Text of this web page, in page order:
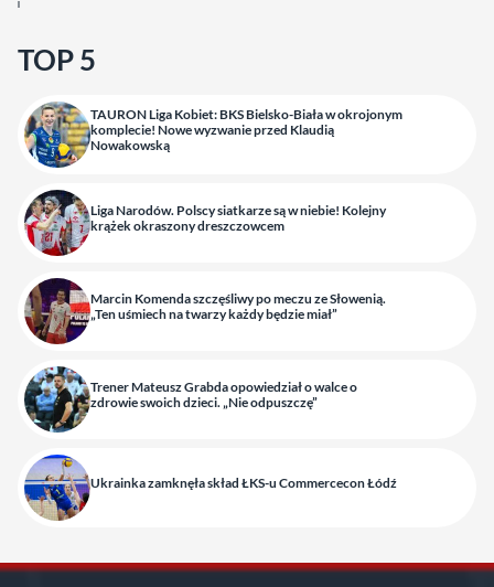
TOP 5
TAURON Liga Kobiet: BKS Bielsko-Biała w okrojonym
komplecie! Nowe wyzwanie przed Klaudią
Nowakowską
Liga Narodów. Polscy siatkarze są w niebie! Kolejny
krążek okraszony dreszczowcem
Marcin Komenda szczęśliwy po meczu ze Słowenią.
„Ten uśmiech na twarzy każdy będzie miał”
Trener Mateusz Grabda opowiedział o walce o
zdrowie swoich dzieci. „Nie odpuszczę”
Ukrainka zamknęła skład ŁKS-u Commercecon Łódź